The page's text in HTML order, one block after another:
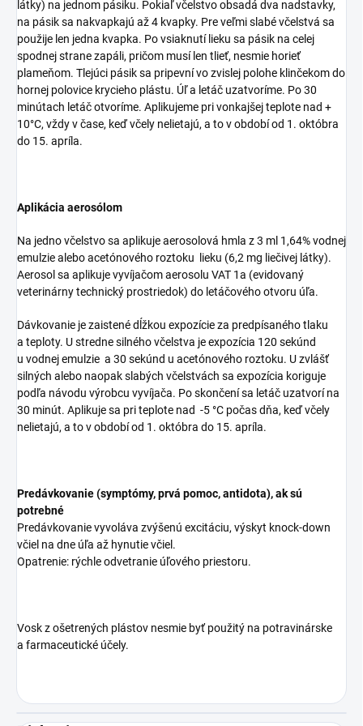
látky) na jednom pásiku. Pokiaľ včelstvo obsadá dva nadstavky,
na pásik sa nakvapkajú až 4 kvapky. Pre veľmi slabé včelstvá sa
použije len jedna kvapka. Po vsiaknutí lieku sa pásik na celej
spodnej strane zapáli, pričom musí len tlieť, nesmie horieť
plameňom. Tlejúci pásik sa pripevní vo zvislej polohe klinčekom do
hornej polovice krycieho plástu. Úľ a letáč uzatvoríme. Po 30
minútach letáč otvoríme. Aplikujeme pri vonkajšej teplote nad +
10°C, vždy v čase, keď včely nelietajú, a to v období od 1. októbra
do 15. apríla.
Aplikácia aerosólom
Na jedno včelstvo sa aplikuje aerosolová hmla z 3 ml 1,64% vodnej
emulzie alebo acetónového roztoku lieku (6,2 mg liečivej látky).
Aerosol sa aplikuje vyvíjačom aerosolu VAT 1a (evidovaný
veterinárny technický prostriedok) do letáčového otvoru úľa.
Dávkovanie je zaistené dĺžkou expozície za predpísaného tlaku
a teploty. U stredne silného včelstva je expozícia 120 sekúnd
u vodnej emulzie a 30 sekúnd u acetónového roztoku. U zvlášť
silných alebo naopak slabých včelstvách sa expozícia koriguje
podľa návodu výrobcu vyvíjača. Po skončení sa letáč uzatvorí na
30 minút. Aplikuje sa pri teplote nad -5 °C počas dňa, keď včely
nelietajú, a to v období od 1. októbra do 15. apríla.
Predávkovanie (symptómy, prvá pomoc, antidota), ak sú
potrebné
Predávkovanie vyvoláva zvýšenú excitáciu, výskyt knock-down
včiel na dne úľa až hynutie včiel.
Opatrenie: rýchle odvetranie úľového priestoru.
Vosk z ošetrených plástov nesmie byť použitý na potravinárske
a farmaceutické účely.